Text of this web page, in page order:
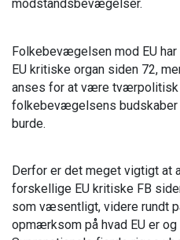
modstandsbevægelser.
Folkebevægelsen mod EU
EU kritiske organ siden 72,
anses for at være tværpolitisk
folkebevægelsens
burde.
Derfor er det meget vigtigt at
forskellige EU kritiske FB
som væsentligt, videre rundt
opmærksom på hvad EU er